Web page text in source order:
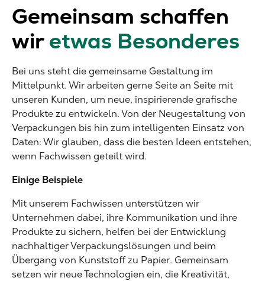
Gemeinsam schaffen
wiretwas Besonderes
Bei uns steht die gemeinsame Gestaltung im
Mittelpunkt. Wir arbeiten gerne Seite an Seite mit
unseren Kunden, um neue, inspirierende grafische
Produkte zu entwickeln. Von der Neugestaltung von
Verpackungen bis hin zum intelligenten Einsatz von
Daten: Wir glauben, dass die besten Ideen entstehen,
wenn Fachwissen geteilt wird.
Einige Beispiele
Mit unserem Fachwissen unterstützen wir
Unternehmen dabei, ihre Kommunikation und ihre
Produkte zu sichern, helfen bei der Entwicklung
nachhaltiger Verpackungslösungen und beim
Übergang von Kunststoff zu Papier. Gemeinsam
setzen wir neue Technologien ein, die Kreativität,